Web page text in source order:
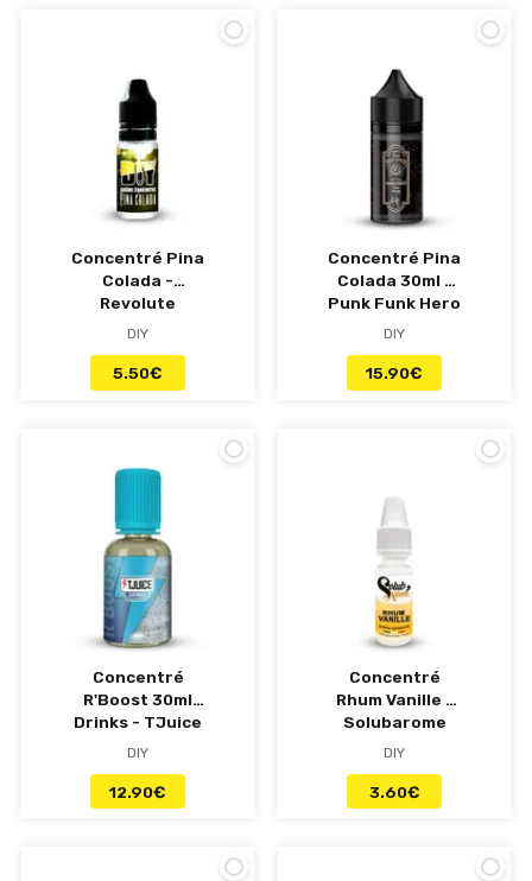
Concentré Pina
Colada -
Revolute
DIY
5.50€
Concentré Pina
Colada 30ml -
Punk Funk Hero
DIY
15.90€
Concentré
R'Boost 30ml
Drinks - TJuice
DIY
12.90€
Concentré
Rhum Vanille -
Solubarome
DIY
3.60€